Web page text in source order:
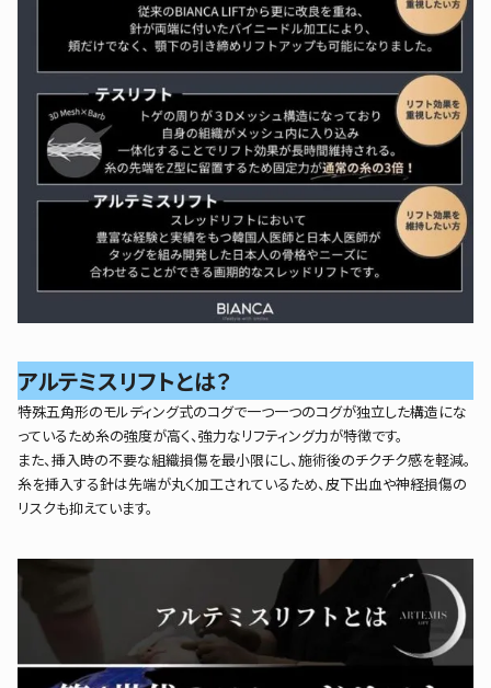
アルテミスリフトとは？
特殊五角形のモルディング式のコグで一つ一つのコグが独立した構造にな
っているため糸の強度が高く、強力なリフティング力が特徴です。
また、挿入時の不要な組織損傷を最小限にし、施術後のチクチク感を軽減。
糸を挿入する針は先端が丸く加工されているため、皮下出血や神経損傷の
リスクも抑えています。